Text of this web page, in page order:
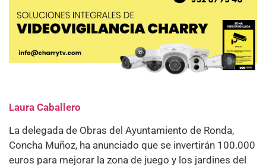
Laura Caballero
La delegada de Obras del Ayuntamiento de Ronda,
Concha Muñoz, ha anunciado que se invertirán 100.000
euros para mejorar la zona de juego y los jardines del